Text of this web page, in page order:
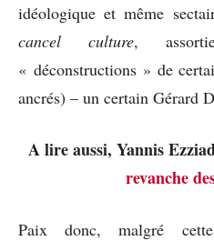
idéologique et même
cancel culture,
« déconstructions » de
ancrés) – un certain Gérard
A lire aussi, Yannis
revanche
Paix donc, malgré